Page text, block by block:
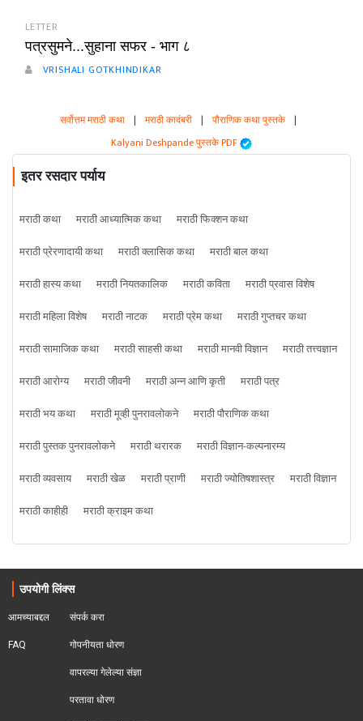
LETTER
पत्रसुमने...सुहाना सफर - भाग ८
VRISHALI GOTKHINDIKAR
सर्वोत्तम मराठी कथा | मराठी कादंबरी | पौराणिक कथा पुस्तके |
Kalyani Deshpande पुस्तके PDF
इतर रसदार पर्याय
मराठी कथा मराठी आध्यात्मिक कथा
मराठी फिक्शन कथा
मराठी प्रेरणादायी कथा
मराठी क्लासिक कथा
मराठी बाल कथा
मराठी हास्य कथा
मराठी नियतकालिक मराठी कविता
मराठी प्रवास विशेष
मराठी महिला विशेष
मराठी नाटक मराठी प्रेम कथा
मराठी गुप्तचर कथा
मराठी सामाजिक कथा
मराठी साहसी कथा मराठी मानवी विज्ञान
मराठी तत्त्वज्ञान
मराठी आरोग्य
मराठी जीवनी मराठी अन्न आणि कृती
मराठी पत्र
मराठी भय कथा
मराठी मूव्ही पुनरावलोकने
मराठी पौराणिक कथा
मराठी पुस्तक पुनरावलोकने
मराठी थरारक
मराठी विज्ञान-कल्पनारम्य
मराठी व्यवसाय
मराठी खेळ मराठी प्राणी मराठी ज्योतिषशास्त्र
मराठी विज्ञान
मराठी काहीही
मराठी क्राइम कथा
उपयोगी लिंक्स
आमच्याबद्दल
FAQ
संपर्क करा
गोपनीयता धोरण
वापरल्या गेलेल्या संज्ञा
परतावा धोरण